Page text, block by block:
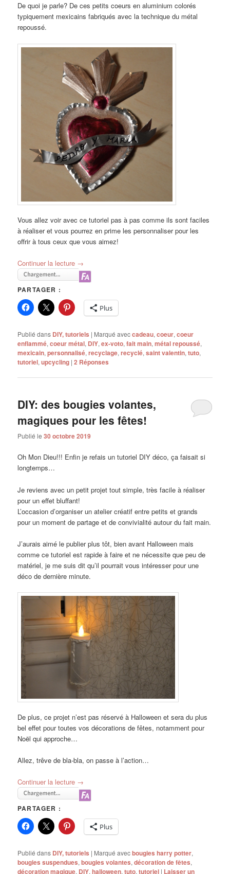
De quoi je parle? De ces petits coeurs en aluminium colorés
typiquement mexicains fabriqués avec la technique du métal
repoussé.
Vous allez voir avec ce tutoriel pas à pas comme ils sont faciles
à réaliser et vous pourrez en prime les personnaliser pour les
offrir à tous ceux que vous aimez!
Continuer la lecture →
PARTAGER :
Plus
Publié dans DIY, tutoriels | Marqué aveccadeau,coeur,coeur
enflammé,coeur métal, DIY,ex-voto,fait main,métal repoussé,
mexicain,personnalisé,recyclage,recyclé,saint valentin,tuto,
tutoriel,upcycling |2 Réponses
DIY: des bougies volantes,
magiques pour les fêtes!
Publié le30 octobre 2019
Oh Mon Dieu!!! Enfin je refais un tutoriel DIY déco, ça faisait si
longtemps…
Je reviens avec un petit projet tout simple, très facile à réaliser
pour un effet bluffant!
L’occasion d’organiser un atelier créatif entre petits et grands
pour un moment de partage et de convivialité autour du fait main.
J’aurais aimé le publier plus tôt, bien avant Halloween mais
comme ce tutoriel est rapide à faire et ne nécessite que peu de
matériel, je me suis dit qu’il pourrait vous intéresser pour une
déco de dernière minute.
De plus, ce projet n’est pas réservé à Halloween et sera du plus
bel effet pour toutes vos décorations de fêtes, notamment pour
Noël qui approche…
Allez, trêve de bla-bla, on passe à l’action…
Continuer la lecture →
PARTAGER :
Plus
Publié dans DIY, tutoriels | Marqué avecbougies harry potter,
bougies suspendues,bougies volantes,décoration de fêtes,
décoration magique, DIY,halloween,tuto,tutoriel | Laisser un